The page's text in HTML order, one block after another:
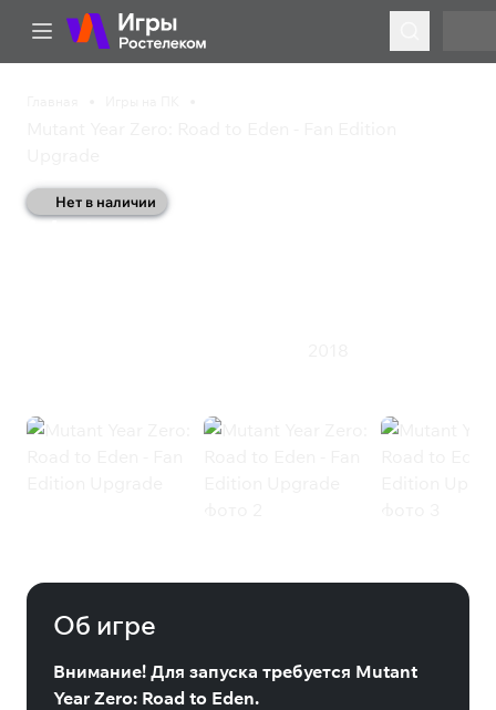
Нет в наличии
Mutant Year Zero: Road
Об игре
Внимание! Для запуска требуется Mutant
Year Zero: Road to Eden.